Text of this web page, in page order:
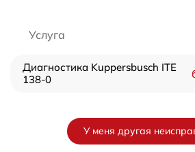
Услуга
Диагностика Kuppersbusch ITE
138-0
У меня другая